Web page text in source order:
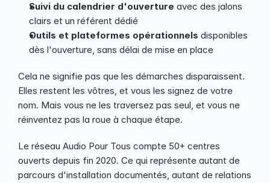
Suivi du calendrier d'ouverture avec des jalons
clairs et un référent dédié
Outils et plateformes opérationnels disponibles
dès l'ouverture, sans délai de mise en place
Cela ne signifie pas que les démarches disparaissent.
Elles restent les vôtres, et vous les signez de votre
nom. Mais vous ne les traversez pas seul, et vous ne
réinventez pas la roue à chaque étape.
Le réseau Audio Pour Tous compte 50+ centres
ouverts depuis fin 2020. Ce qui représente autant de
parcours d'installation documentés, autant de relations